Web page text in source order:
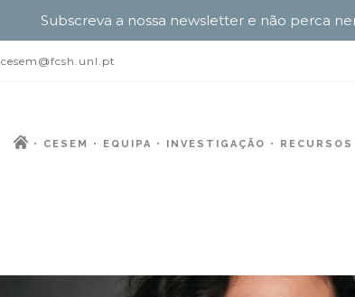
cesem@fcsh.unl.pt
CESEM EQUIPA INVESTIGAÇÃO RECURSOS
Subscreva a nossa newsletter e não perca